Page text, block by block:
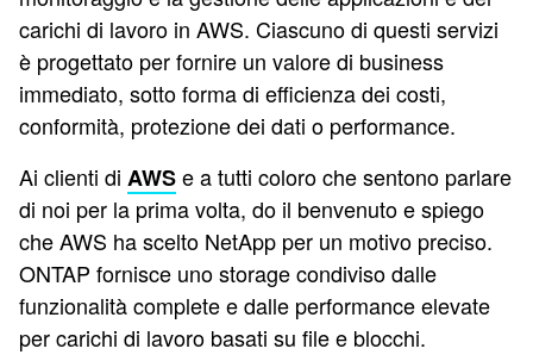
carichi di lavoro in AWS. Ciascuno di questi servizi
è progettato per fornire un valore di business
immediato, sotto forma di efficienza dei costi,
conformità, protezione dei dati o performance.
Ai clienti di AWSe a tutti coloro che sentono parlare
di noi per la prima volta, do il benvenuto e spiego
che AWS ha scelto NetApp per un motivo preciso.
ONTAP fornisce uno storage condiviso dalle
funzionalità complete e dalle performance elevate
per carichi di lavoro basati su file e blocchi.